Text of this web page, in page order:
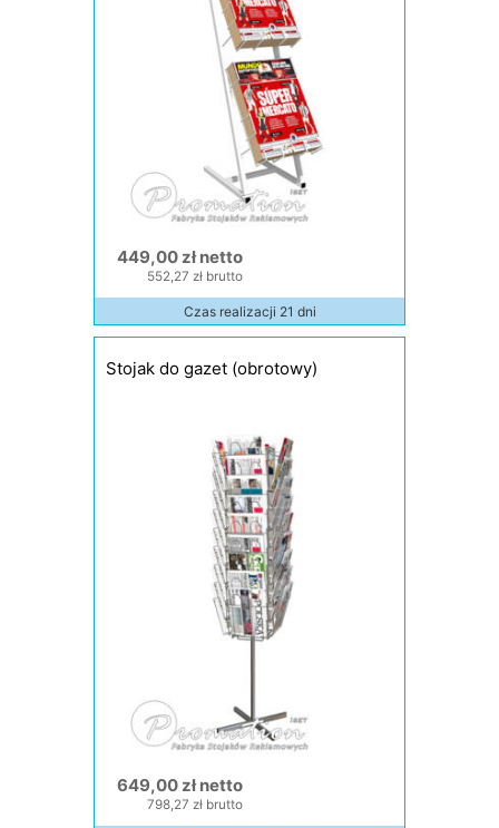
449,00 zł netto
552,27 zł brutto
Czas realizacji 21 dni
Stojak do gazet (obrotowy)
649,00 zł netto
798,27 zł brutto